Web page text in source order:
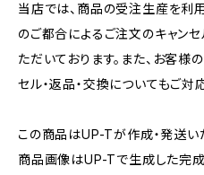
当店では、商品の受注生産を利
のご都合によるご注文のキャン
ただいております。また、お客様
セル・返品・交換についてもご対
この商品はUP-Tが作成・発送い
商品画像はUP-Tで生成した完